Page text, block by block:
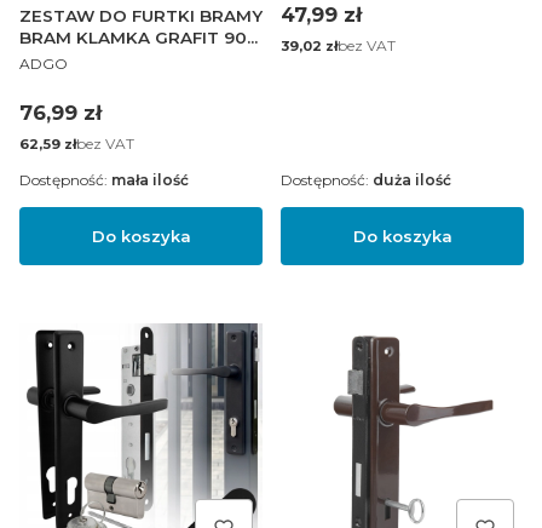
ZESTAW DO FURTKI BRAMY
BRAM KLAMKA GRAFIT 90
WKŁAD ZAMEK 90/22
PRODUCENT
ADGO
Cena
76,99 zł
Cena
62,59 złbez VAT
Do koszyka
Dostępność: mała ilość
Cena
47,99 zł
Cena
39,02 złbez VAT
Do koszyka
Dostępność: duża ilość